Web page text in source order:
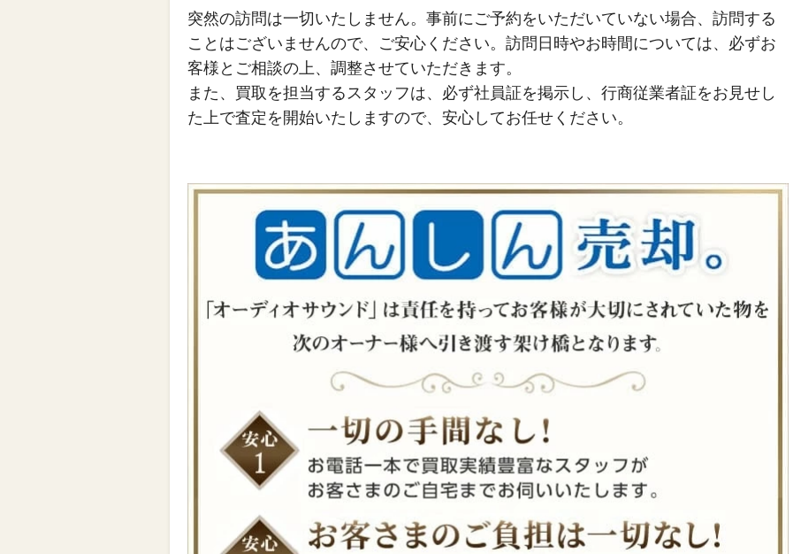
突然の訪問は一切いたしません。事前にご予約をいただいていない場合、訪問する
ことはございませんので、ご安心ください。訪問日時やお時間については、必ずお
客様とご相談の上、調整させていただきます。
また、買取を担当するスタッフは、必ず社員証を掲示し、行商従業者証をお見せし
た上で査定を開始いたしますので、安心してお任せください。